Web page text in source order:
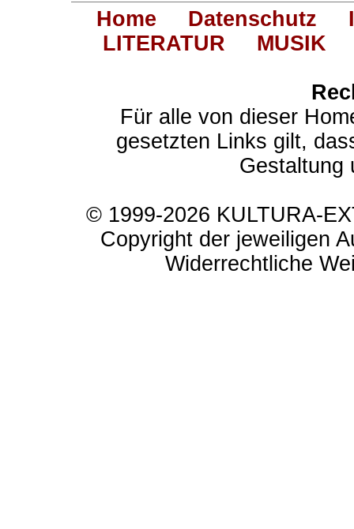
Home Datenschutz
LITERATUR
MUSIK
Für alle von dieser
gesetzten Links gilt,
Gestaltung
© 1999-2026 KULTURA-
Copyright der jeweiligen
Widerrechtliche